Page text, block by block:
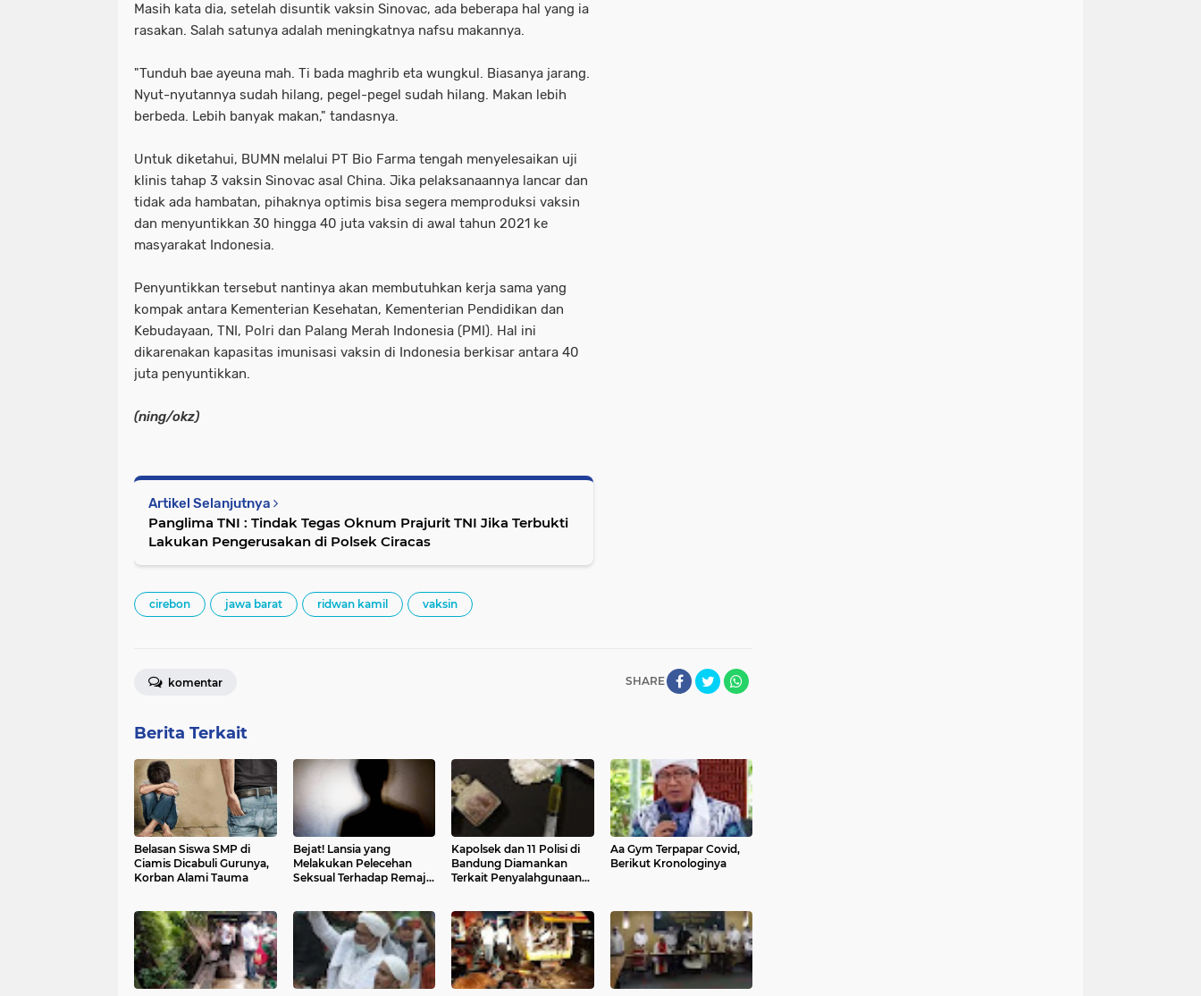
Masih kata dia, setelah disuntik vaksin Sinovac, ada beberapa hal yang ia
rasakan. Salah satunya adalah meningkatnya nafsu makannya.
"Tunduh bae ayeuna mah. Ti bada maghrib eta wungkul. Biasanya jarang.
Nyut-nyutannya sudah hilang, pegel-pegel sudah hilang. Makan lebih
berbeda. Lebih banyak makan," tandasnya.
Untuk diketahui, BUMN melalui PT Bio Farma tengah menyelesaikan uji
klinis tahap 3 vaksin Sinovac asal China. Jika pelaksanaannya lancar dan
tidak ada hambatan, pihaknya optimis bisa segera memproduksi vaksin
dan menyuntikkan 30 hingga 40 juta vaksin di awal tahun 2021 ke
masyarakat Indonesia.
Penyuntikkan tersebut nantinya akan membutuhkan kerja sama yang
kompak antara Kementerian Kesehatan, Kementerian Pendidikan dan
Kebudayaan, TNI, Polri dan Palang Merah Indonesia (PMI). Hal ini
dikarenakan kapasitas imunisasi vaksin di Indonesia berkisar antara 40
juta penyuntikkan.
(ning/okz)
Artikel Selanjutnya
Panglima TNI : Tindak Tegas Oknum Prajurit TNI Jika Terbukti
Lakukan Pengerusakan di Polsek Ciracas
cirebon jawa barat ridwan kamil vaksin
SHARE
komentar
Berita Terkait
Belasan Siswa SMP di
Ciamis Dicabuli Gurunya,
Korban Alami Tauma
Bejat! Lansia yang
Melakukan Pelecehan
Seksual Terhadap Remaja
Kapolsek dan 11 Polisi di
Bandung Diamankan
Terkait Penyalahgunaan
Aa Gym Terpapar Covid,
Berikut Kronologinya